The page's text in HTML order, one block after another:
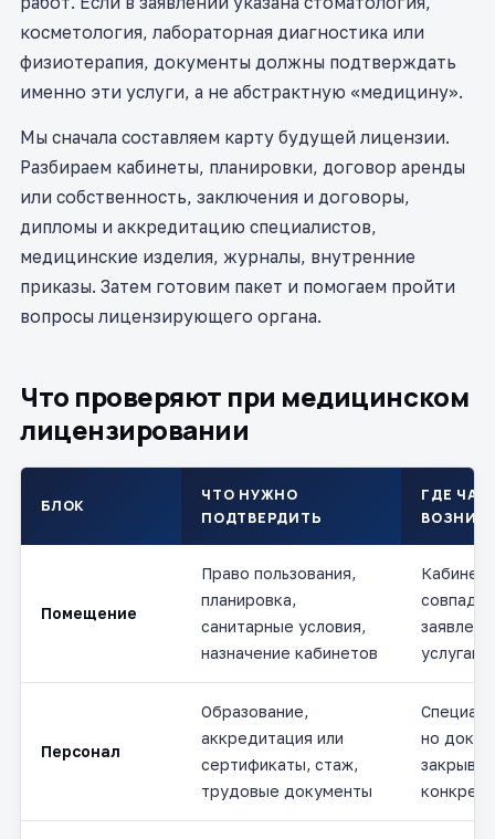
косметология, лабораторная диагностика или
физиотерапия, документы должны подтверждать
именно эти услуги, а не абстрактную «медицину».
Мы сначала составляем карту будущей лицензии.
Разбираем кабинеты, планировки, договор аренды
или собственность, заключения и договоры,
дипломы и аккредитацию специалистов,
медицинские изделия, журналы, внутренние
приказы. Затем готовим пакет и помогаем пройти
вопросы лицензирующего органа.
Что проверяют при медицинском
лицензировании
БЛОК
ЧТО НУЖНО
ПОДТВЕРДИТЬ
ГДЕ
Помещение
Право пользования,
планировка,
санитарные условия,
назначение кабинетов
услугами
Персонал
Образование,
аккредитация или
сертификаты, стаж,
трудовые документы
но